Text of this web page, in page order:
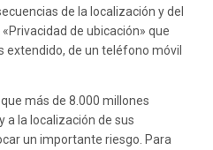
de la localización y del
de ubicación» que
extendido, de un teléfono móvil
más de 8.000 millones
a la localización de sus
un importante riesgo. Para